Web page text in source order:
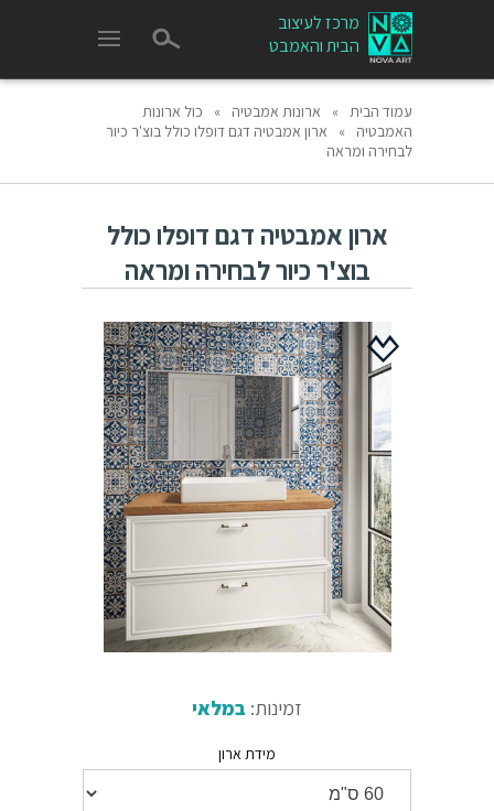
מרכז לעיצוב
הבית והאמבט
עמוד הבית » ארונות אמבטיה »
כול ארונות
האמבטיה
»
ארון אמבטיה דגם דופלו כולל בוצ'ר כיור
לבחירה ומראה
ארון אמבטיה דגם דופלו כולל
בוצ'ר כיור לבחירה ומראה
זמינות: במלאי
מידת ארון